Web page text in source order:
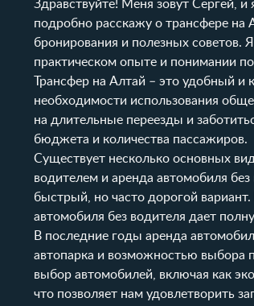
Здравствуйте! Меня зовут Сергей,
подробно расскажу о трансфере на
бронирования и полезных советов.
практическом опыте и понимании
Трансфер на Алтай – это удобный
необходимости использования
на длительные переезды и
бюджета и количества пассажиров.
Существует несколько основных
водителем и аренда автомобиля
быстрый, но часто дорогой
автомобиля без водителя дает
В последние годы аренда
автопарка и возможностью
выбор автомобилей, включая как
что позволяет нам удовлетворить